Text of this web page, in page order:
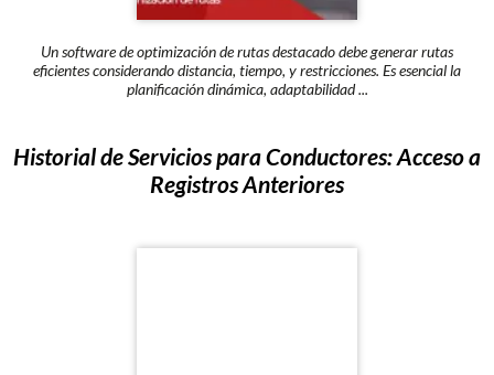
Un software de optimización de rutas destacado debe generar rutas
eficientes considerando distancia, tiempo, y restricciones. Es esencial la
planificación dinámica, adaptabilidad ...
Historial de Servicios para Conductores: Acceso a
Registros Anteriores